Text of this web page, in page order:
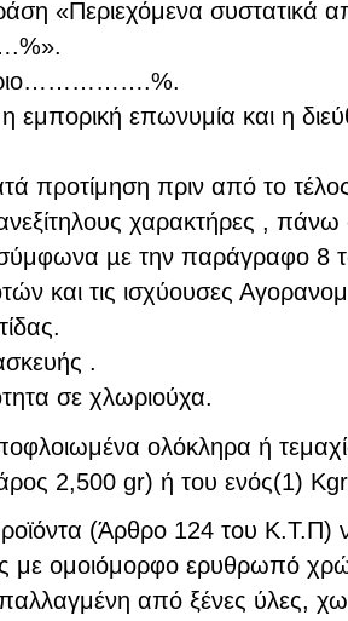
«Περιεχόμενα συστατικά
εμπορική επωνυμία και η
προτίμηση πριν από το
χαρακτήρες , πάνω
µε την παράγραφο 8
και τις ισχύουσες
.
σε χλωριούχα.
ολόκληρα ή
2,500 gr) ή του ενός(1) Kgr
(Άρθρο 124 του Κ.Τ.Π)
με ομοιόμορφο ερυθρωπό
από ξένες ύλες,